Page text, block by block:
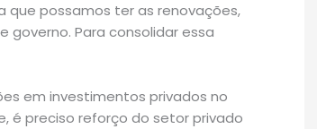
que possamos ter as renovações,
Para consolidar essa
em investimentos privados no
é preciso reforço do setor privado